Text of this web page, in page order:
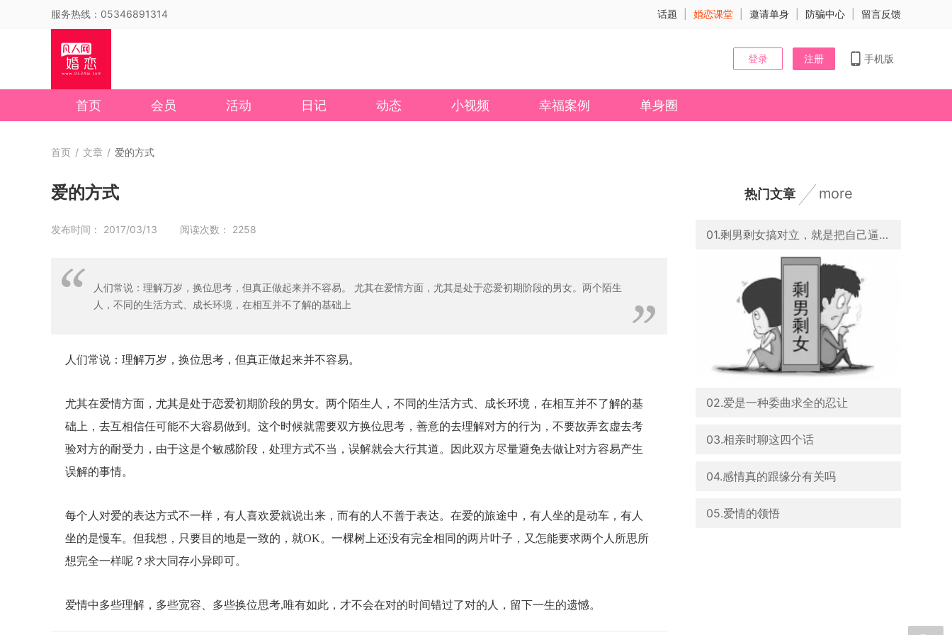
服务热线：05346891314 话题 婚恋课堂 邀请单身 防骗中心 留言反馈
登录 注册 手机版
首页 会员 活动 日记 动态 小视频 幸福案例 单身圈
首页 / 文章 / 爱的方式
爱的方式
发布时间： 2017/03/13 阅读次数： 2258
人们常说：理解万岁，换位思考，但真正做起来并不容易。 尤其在爱情方面，尤其是处于恋爱初期阶段的男女。两个陌生
人，不同的生活方式、成长环境，在相互并不了解的基础上
人们常说：理解万岁，换位思考，但真正做起来并不容易。
尤其在爱情方面，尤其是处于恋爱初期阶段的男女。两个陌生人，不同的生活方式、成长环境，在相互并不了解的基
础上，去互相信任可能不大容易做到。这个时候就需要双方换位思考，善意的去理解对方的行为，不要故弄玄虚去考
验对方的耐受力，由于这是个敏感阶段，处理方式不当，误解就会大行其道。因此双方尽量避免去做让对方容易产生
误解的事情。
每个人对爱的表达方式不一样，有人喜欢爱就说出来，而有的人不善于表达。在爱的旅途中，有人坐的是动车，有人
坐的是慢车。但我想，只要目的地是一致的，就OK。一棵树上还没有完全相同的两片叶子，又怎能要求两个人所思所
想完全一样呢？求大同存小异即可。
爱情中多些理解，多些宽容、多些换位思考,唯有如此，才不会在对的时间错过了对的人，留下一生的遗憾。
热门文章 more
01.剩男剩女搞对立，就是把自己逼进孤独终老的死胡同
02.爱是一种委曲求全的忍让
03.相亲时聊这四个话
04.感情真的跟缘分有关吗
05.爱情的领悟